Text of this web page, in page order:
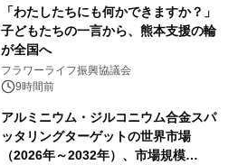
「わたしたちにも何かできますか？」
子どもたちの一言から、熊本支援の輪
が全国へ
フラワーライフ振興協議会
9時間前
アルミニウム・ジルコニウム合金スパ
ッタリングターゲットの世界市場
（2026年～2032年）、市場規模